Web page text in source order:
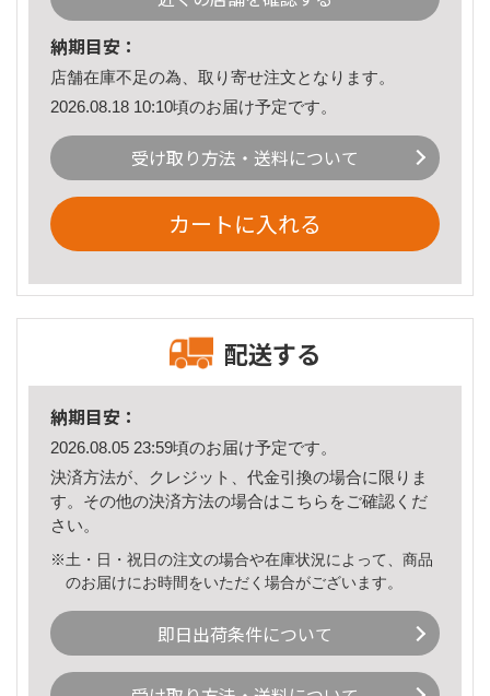
納期目安：
店舗在庫不足の為、取り寄せ注文となります。
2026.08.18 10:10頃のお届け予定です。
受け取り方法・送料について
カートに入れる
配送する
納期目安：
2026.08.05 23:59頃のお届け予定です。
決済方法が、クレジット、代金引換の場合に限りま
す。その他の決済方法の場合はこちら をご確認くだ
さい。
※土・日・祝日の注文の場合や在庫状況によって、商品
のお届けにお時間をいただく場合がございます。
即日出荷条件について